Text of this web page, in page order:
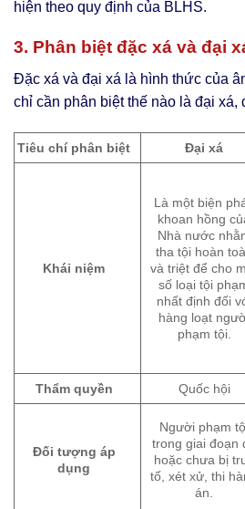
hiện theo quy định của BLHS.
3. Phân biệt đặc xá và đại
Đặc xá và đại xá là hình thức của
chỉ cần phân biệt thế nào là đại xá,
Tiêu chí phân biệt Đại xá
Khái niệm
Là một biện
khoan hồng
Nhà nước
tha tội hoàn
và triệt để cho
số loại tội
nhất định đối
hàng loạt
phạm tội.
Thẩm quyền Quốc hội
Đối tượng áp
dụng
Người phạm
trong giai đoạn
hoặc chưa bị
tố, xét xử, thi
án.